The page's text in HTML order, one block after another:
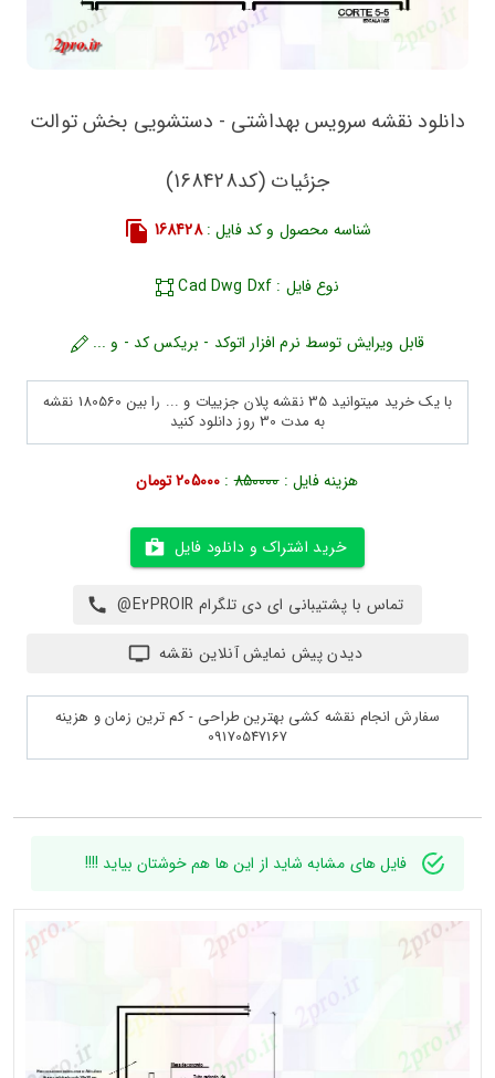
دانلود نقشه سرویس بهداشتی - دستشویی بخش توالت
جزئیات (کد168428)
شناسه محصول و کد فایل :168428
نوع فایل : Cad Dwg Dxf
قابل ویرایش توسط نرم افزار اتوکد - بریکس کد - و ...
با یک خرید میتوانید 35 نقشه پلان جزییات و ... را بین 180560 نقشه
به مدت 30 روز دانلود کنید
هزینه فایل :850000
: 205000 تومان
خرید اشتراک و دانلود فایل
تماس با پشتیبانی ای دی تلگرام E2PROIR@
دیدن پیش نمایش آنلاین نقشه
سفارش انجام نقشه کشی بهترین طراحی - کم ترین زمان و هزینه
09170547167
فایل های مشابه شاید از این ها هم خوشتان بیاید !!!!